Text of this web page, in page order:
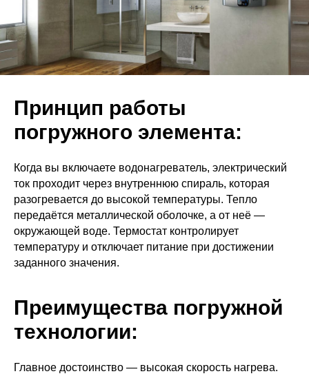
Принцип работы
погружного элемента:
Когда вы включаете водонагреватель, электрический
ток проходит через внутреннюю спираль, которая
разогревается до высокой температуры. Тепло
передаётся металлической оболочке, а от неё —
окружающей воде. Термостат контролирует
температуру и отключает питание при достижении
заданного значения.
Преимущества погружной
технологии:
Главное достоинство — высокая скорость нагрева.